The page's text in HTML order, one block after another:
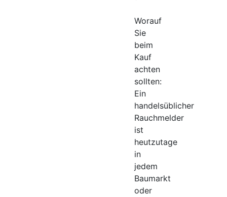
Worauf
Sie
beim
Kauf
achten
sollten:
Ein
handelsüblicher
Rauchmelder
ist
heutzutage
in
jedem
Baumarkt
oder